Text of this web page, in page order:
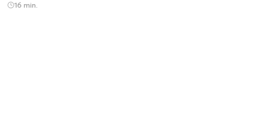
16 min.